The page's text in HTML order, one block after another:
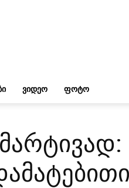
ᲕᲘᲓᲔᲝ ᲤᲝᲢᲝ